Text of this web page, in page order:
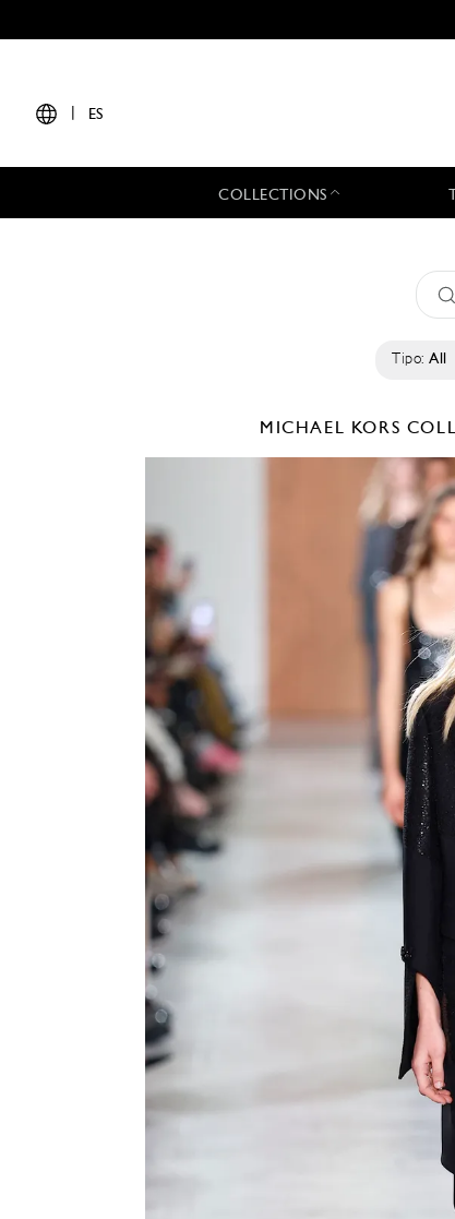
ES
COLLECTIONS
Tipo: All
MICHAEL KORS